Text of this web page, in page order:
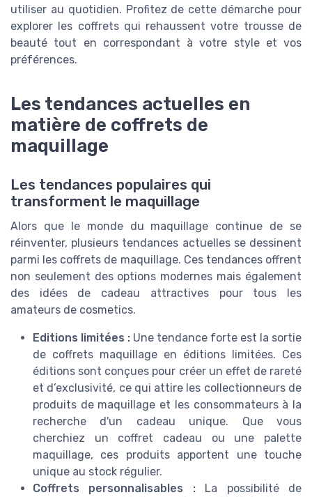
utiliser au quotidien. Profitez de cette démarche pour
explorer les coffrets qui rehaussent votre trousse de
beauté tout en correspondant à votre style et vos
préférences.
Les tendances actuelles en
matière de coffrets de
maquillage
Les tendances populaires qui
transforment le maquillage
Alors que le monde du maquillage continue de se
réinventer, plusieurs tendances actuelles se dessinent
parmi les coffrets de maquillage. Ces tendances offrent
non seulement des options modernes mais également
des idées de cadeau attractives pour tous les
amateurs de cosmetics.
Editions limitées : Une tendance forte est la sortie
de coffrets maquillage en éditions limitées. Ces
éditions sont conçues pour créer un effet de rareté
et d’exclusivité, ce qui attire les collectionneurs de
produits de maquillage et les consommateurs à la
recherche d'un cadeau unique. Que vous
cherchiez un coffret cadeau ou une palette
maquillage, ces produits apportent une touche
unique au stock régulier.
Coffrets personnalisables :La possibilité de